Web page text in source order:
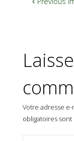
Votre adresse
obligatoires